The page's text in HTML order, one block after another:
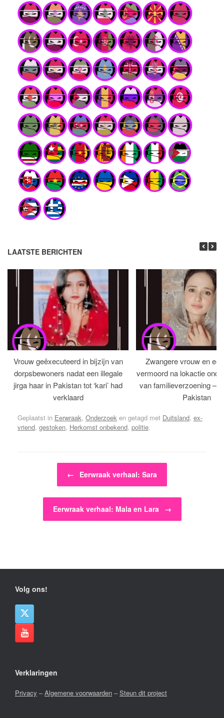
LAATSTE BERICHTEN
Vrouw geëxecuteerd in bijzijn van
dorpsbewoners nadat een illegale
jirga haar in Pakistan tot ‘kari’ had
verklaard
Zwangere vrouw en
vermoord na lokactie
van familieverzoening –
Pakistan
Geplaatst in Eerwraak, Onderzoek en getagd met Duitsland, ex-
vriend, gestoken, Herkomst onbekend, politie.
Bericht navigatie
← Eerwraak verhaal: Sara
Eerwraak verhaal: Mala en Lara →
Volg ons!
Verklaringen
Privacy –Algemene voorwaarden –Steun dit project